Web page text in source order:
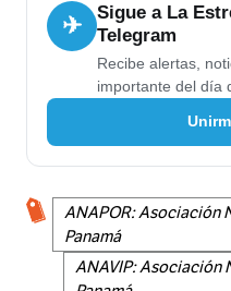
✈
Sigue a La
Telegram
Recibe alertas,
importante del día
ANAPOR: Asociación
Panamá
ANAVIP: Asociación